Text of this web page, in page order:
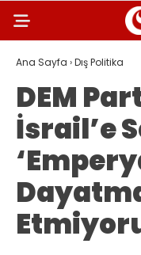
Ana Sayfa ›Dış Politika
DEM
İsrail’e